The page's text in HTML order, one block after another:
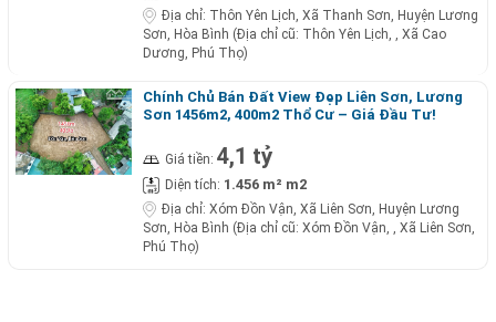
Địa chỉ: Thôn Yên Lịch, Xã Thanh Sơn, Huyện Lương
Sơn, Hòa Bình (Địa chỉ cũ: Thôn Yên Lịch, , Xã Cao
Dương, Phú Thọ)
Chính Chủ Bán Đất View Đẹp Liên Sơn, Lương
Sơn 1456m2, 400m2 Thổ Cư – Giá Đầu Tư!
Giá tiền: 4,1 tỷ
Diện tích: 1.456 m² m2
Địa chỉ: Xóm Đồn Vận, Xã Liên Sơn, Huyện Lương
Sơn, Hòa Bình (Địa chỉ cũ: Xóm Đồn Vận, , Xã Liên Sơn,
Phú Thọ)